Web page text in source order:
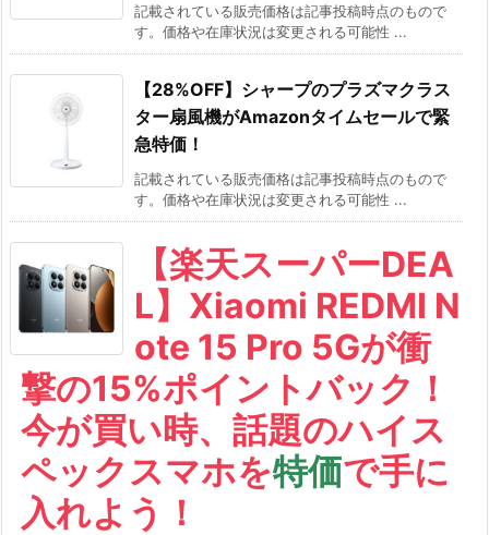
記載されている販売価格は記事投稿時点のもので
す。価格や在庫状況は変更される可能性 ...
【28%OFF】シャープのプラズマクラス
ター扇風機がAmazonタイムセールで緊
急特価！
記載されている販売価格は記事投稿時点のもので
す。価格や在庫状況は変更される可能性 ...
【楽天スーパーDEA
L】Xiaomi REDMI N
ote 15 Pro 5Gが衝
撃の15%ポイントバック！
今が買い時、話題のハイス
ペックスマホを特価で手に
入れよう！